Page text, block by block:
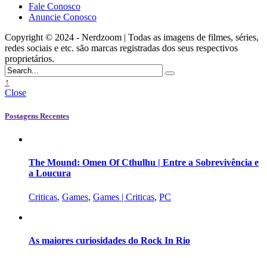
Fale Conosco
Anuncie Conosco
Copyright © 2024 - Nerdzoom | Todas as imagens de filmes, séries,
redes sociais e etc. são marcas registradas dos seus respectivos
proprietários.
↑
Close
Postagens Recentes
The Mound: Omen Of Cthulhu | Entre a Sobrevivência e
a Loucura
Criticas, Games, Games | Criticas, PC
As maiores curiosidades do Rock In Rio